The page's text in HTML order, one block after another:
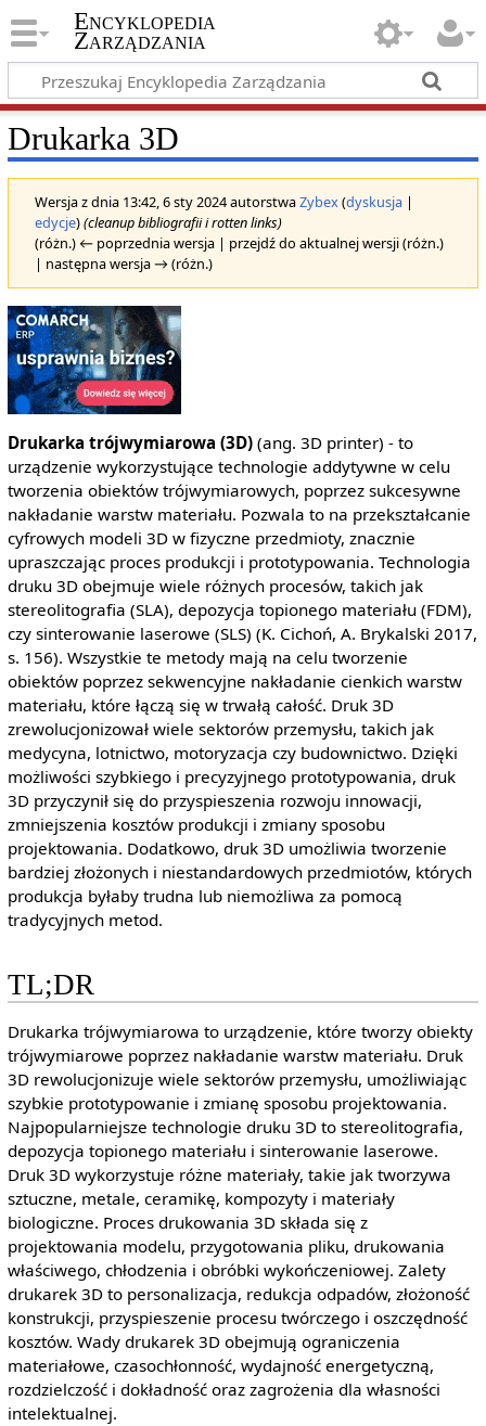
Encyklopedia
Zarządzania
Drukarka 3D
Wersja z dnia 13:42, 6 sty 2024 autorstwaZybex(dyskusja|
edycje)(cleanup bibliografii i rotten links)
(różn.) ← poprzednia wersja | przejdź do aktualnej wersji (różn.)
| następna wersja → (różn.)
Drukarka trójwymiarowa (3D)(ang. 3D printer) - to
urządzenie wykorzystujące technologie addytywne w celu
tworzenia obiektów trójwymiarowych, poprzez sukcesywne
nakładanie warstw materiału. Pozwala to na przekształcanie
cyfrowych modeli 3D w fizyczne przedmioty, znacznie
upraszczając proces produkcji i prototypowania. Technologia
druku 3D obejmuje wiele różnych procesów, takich jak
stereolitografia (SLA), depozycja topionego materiału (FDM),
czy sinterowanie laserowe (SLS) (K. Cichoń, A. Brykalski 2017,
s. 156). Wszystkie te metody mają na celu tworzenie
obiektów poprzez sekwencyjne nakładanie cienkich warstw
materiału, które łączą się w trwałą całość. Druk 3D
zrewolucjonizował wiele sektorów przemysłu, takich jak
medycyna, lotnictwo, motoryzacja czy budownictwo. Dzięki
możliwości szybkiego i precyzyjnego prototypowania, druk
3D przyczynił się do przyspieszenia rozwoju innowacji,
zmniejszenia kosztów produkcji i zmiany sposobu
projektowania. Dodatkowo, druk 3D umożliwia tworzenie
bardziej złożonych i niestandardowych przedmiotów, których
produkcja byłaby trudna lub niemożliwa za pomocą
tradycyjnych metod.
TL;DR
Drukarka trójwymiarowa to urządzenie, które tworzy obiekty
trójwymiarowe poprzez nakładanie warstw materiału. Druk
3D rewolucjonizuje wiele sektorów przemysłu, umożliwiając
szybkie prototypowanie i zmianę sposobu projektowania.
Najpopularniejsze technologie druku 3D to stereolitografia,
depozycja topionego materiału i sinterowanie laserowe.
Druk 3D wykorzystuje różne materiały, takie jak tworzywa
sztuczne, metale, ceramikę, kompozyty i materiały
biologiczne. Proces drukowania 3D składa się z
projektowania modelu, przygotowania pliku, drukowania
właściwego, chłodzenia i obróbki wykończeniowej. Zalety
drukarek 3D to personalizacja, redukcja odpadów, złożoność
konstrukcji, przyspieszenie procesu twórczego i oszczędność
kosztów. Wady drukarek 3D obejmują ograniczenia
materiałowe, czasochłonność, wydajność energetyczną,
rozdzielczość i dokładność oraz zagrożenia dla własności
intelektualnej.